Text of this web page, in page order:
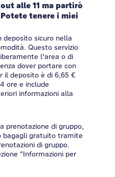
alle 11 ma partirò
tenere i miei
sicuro nella
Questo servizio
l'area o di
dover portare con
il deposito è di 6,65 €
ore e include
informazioni alla
prenotazione di gruppo,
bagagli gratuito tramite
di gruppo.
“Informazioni per